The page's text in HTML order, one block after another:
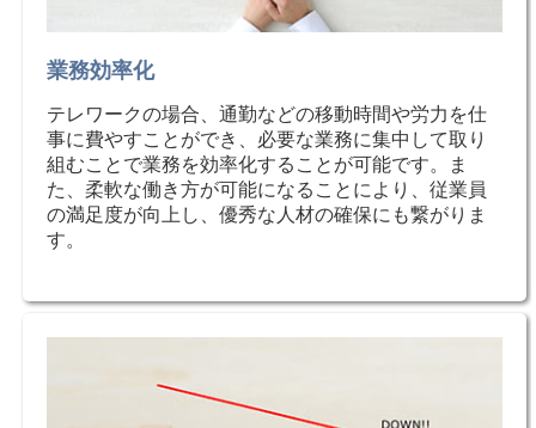
業務効率化
テレワークの場合、通勤などの移動時間や労力を仕
事に費やすことができ、必要な業務に集中して取り
組むことで業務を効率化することが可能です。ま
た、柔軟な働き方が可能になることにより、従業員
の満足度が向上し、優秀な人材の確保にも繋がりま
す。